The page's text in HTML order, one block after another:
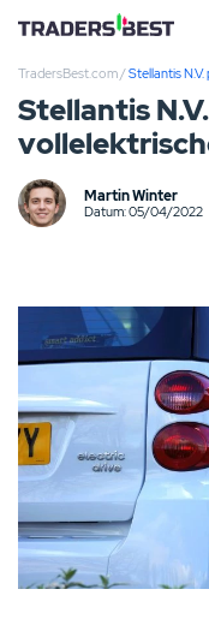
Libertex
Skilling
Privacy & Cookie Policy
Kontakt
TradersBest.com/Stellantis
Stellantis
Martin Winter
Datum: 05/04/2022